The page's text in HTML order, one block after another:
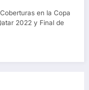
en la Copa
2022 y Final de